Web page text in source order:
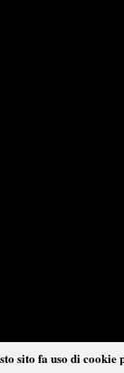
sito fa uso di